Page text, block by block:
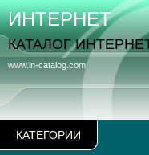
КАТЕГОРИИ
www.in-catalog.com
ИНТЕРНЕТ
КАТАЛОГ